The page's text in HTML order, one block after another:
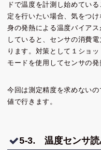
ドで温度を計測し始めてい
定を行いたい場合、気をつ
身の発熱による温度バイア
していると、センサの消費
ります。対策として１ショ
モードを使用してセンサの
今回は測定精度を求めない
値で行きます。
5-3. 温度センサ読